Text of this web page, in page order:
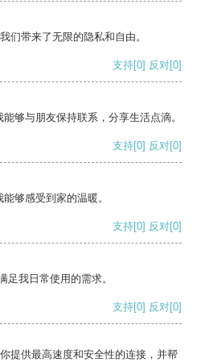
们带来了无限的隐私和自由。
支持[0] 反对[0]
够与朋友保持联系，分享生活点滴。
支持[0] 反对[0]
够感受到家的温暖。
支持[0] 反对[0]
足我日常使用的需求。
支持[0] 反对[0]
提供最高速度和安全性的连接，并帮